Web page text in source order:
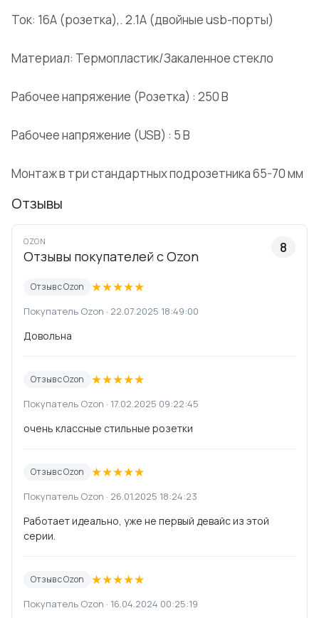
Ток: 16А (розетка),. 2.1A (двойные usb-порты)
Материал: Термопластик/Закаленное стекло
Рабочее напряжение (Розетка) : 250 В
Рабочее напряжение (USB) : 5 В
Монтаж в три стандартных подрозетника 65-70 мм
Отзывы
OZON
Отзывы покупателей с Ozon
8
Отзыв с Ozon ★★★★★
Покупатель Ozon · 22.07.2025 18:49:00
Довольна
Отзыв с Ozon ★★★★★
Покупатель Ozon · 17.02.2025 09:22:45
очень классные стильные розетки
Отзыв с Ozon ★★★★★
Покупатель Ozon · 26.01.2025 18:24:23
Работает идеально, уже не первый девайс из этой
серии.
Отзыв с Ozon ★★★★★
Покупатель Ozon · 16.04.2024 00:25:19